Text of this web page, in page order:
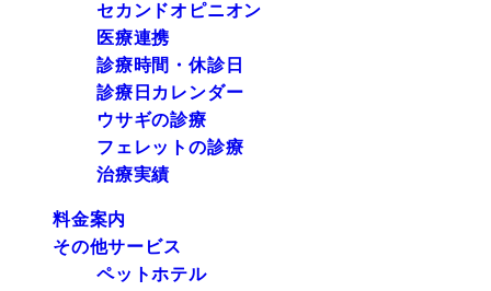
セカンドオピニオン
医療連携
診療時間・休診日
診療日カレンダー
ウサギの診療
フェレットの診療
治療実績
料金案内
その他サービス
ペットホテル